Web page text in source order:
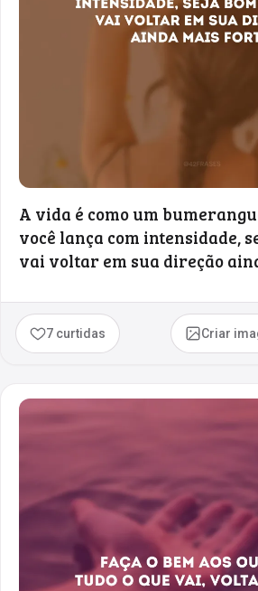
A vida é como um
você lança com intensidade,
vai voltar em sua direção
7 curtidas Criar